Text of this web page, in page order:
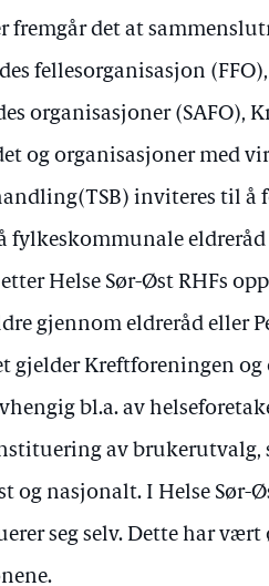
fremgår det at
fellesorganisasjon
organisasjoner (SAFO),
og organisasjoner med
inviteres til å
fylkeskommunale
Helse Sør-Øst RHFs
gjennom eldreråd eller
gjelder Kreftforeningen og
bl.a. av
av brukerutvalg,
og nasjonalt. I Helse Sør-
seg selv. Dette har vært